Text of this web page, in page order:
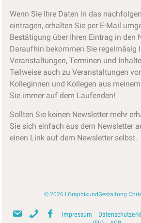
Wenn Sie Ihre Daten in das
eintragen, erhalten Sie per E-Mail
Bestätigung über Ihren Eintrag in den
Daraufhin bekommen Sie regelmäsig
Veranstaltungen, Terminen und
Teilweise auch zu Veranstaltungen
Kolleginnen und Kollegen aus
Sie immer auf dem Laufenden!
Sollten Sie keinen Newsletter mehr
Sie sich einfach aus dem Newsletter
einen Link auf dem Newsletter selbst.
© 2026 IGraphikundGestaltung
M T Impressum